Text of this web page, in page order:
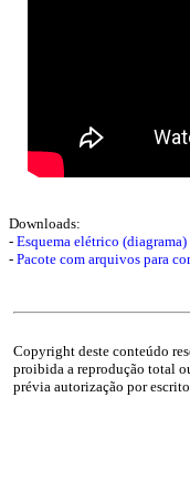
Downloads:
- Esquema elétrico
- Pacote com arquivos para
Copyright deste conteúdo
proibida a reprodução total
prévia autorização por